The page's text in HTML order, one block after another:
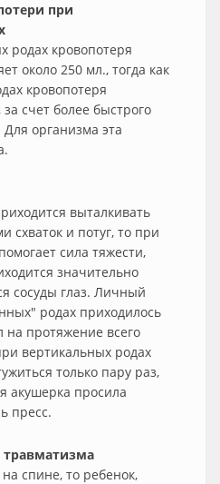
при
родах кровопотеря
около 250 мл., тогда как
кровопотеря
счет более быстрого
организма эта
выталкивать
схваток и потуг, то при
сила тяжести,
значительно
сосуды глаз. Личный
родах приходилось
на протяжение всего
вертикальных родах
только пару раз,
акушерка просила
пресс.
спине, то ребенок,